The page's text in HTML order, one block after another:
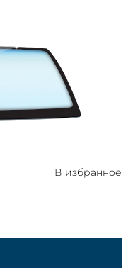
В избранное